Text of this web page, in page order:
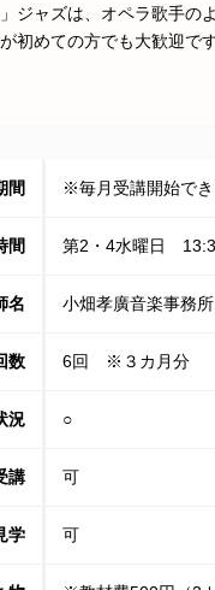
」ジャズは、オペラ歌手
初めての方でも大歓迎で
間 ※毎月受講開始でき
間 第2・4水曜日
名 小畑孝廣音楽事
数 6回 ※３カ月分
況 ○
講 可
学 可